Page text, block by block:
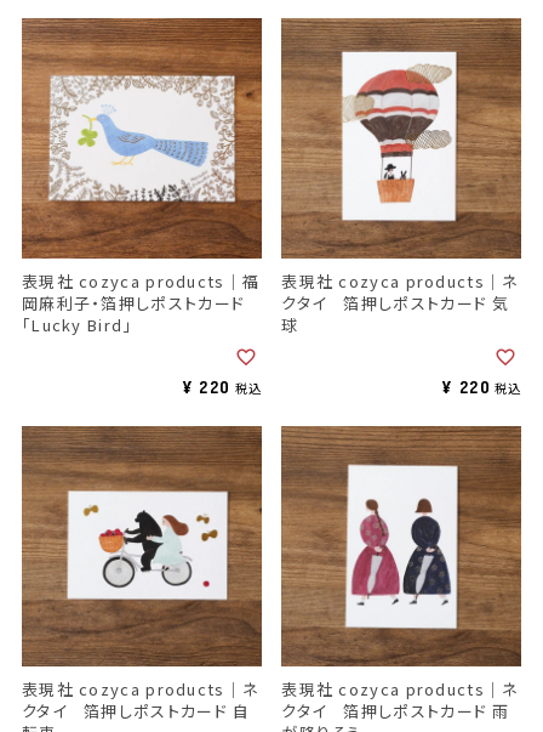
表現社 cozyca products｜福
岡麻利子・箔押しポストカード
「Lucky Bird」
¥ 220 税込
表現社 cozyca products｜ネ
クタイ 箔押しポストカード 気
球
¥ 220 税込
表現社 cozyca products｜ネ
クタイ 箔押しポストカード 自
表現社 cozyca products｜ネ
クタイ 箔押しポストカード 雨